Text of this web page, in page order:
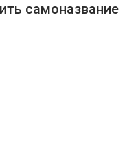
самоназвание